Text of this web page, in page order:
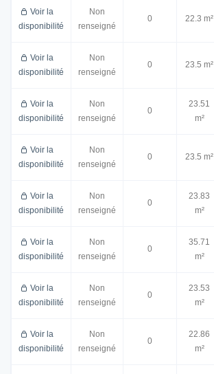
Voir la
disponibilité
Non
renseigné
0 22.3 m²
Voir la
disponibilité
Non
renseigné
0 23.5 m²
Voir la
disponibilité
Non
renseigné
0
23.51
m²
Voir la
disponibilité
Non
renseigné
0 23.5 m²
Voir la
disponibilité
Non
renseigné
0
23.83
m²
Voir la
disponibilité
Non
renseigné
0
35.71
m²
Voir la
disponibilité
Non
renseigné
0
23.53
m²
Voir la
disponibilité
Non
renseigné
0
22.86
m²